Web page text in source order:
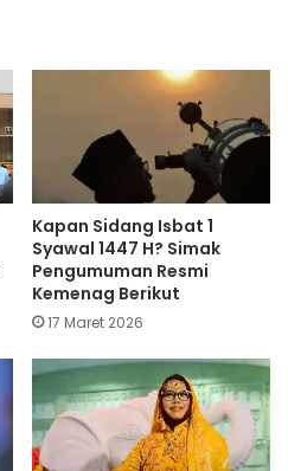
Kapan Sidang Isbat 1
Syawal 1447 H? Simak
Pengumuman Resmi
Kemenag Berikut
17 Maret 2026